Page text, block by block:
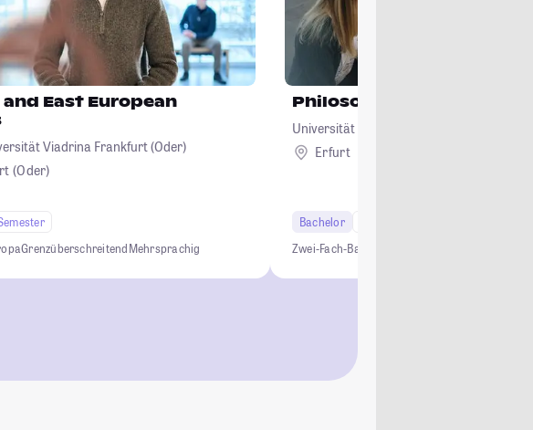
East European
Viadrina Frankfurt (Oder)
(Oder)
GrenzüberschreitendMehrsprachig
Philosophie
Universität Erfurt
Erfurt
Bachelor
Zwei-Fach-Bachelor